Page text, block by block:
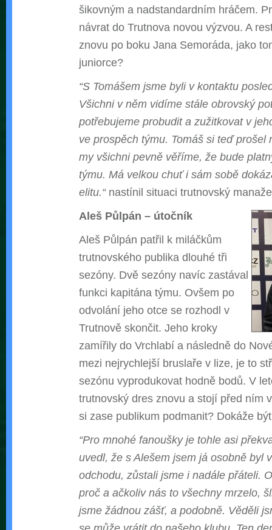
šikovným a nadstandardním hráčem.
návrat do Trutnova novou výzvou. A
znovu po boku Jana Semoráda, jako
juniorce?
“S Tomášem jsme byli v kontaktu
Všichni v něm vidíme stále obrovský
potřebujeme probudit a zužitkovat v
ve prospěch týmu. Tomáš si teď prošel
my všichni pevně věříme, že bude
týmu. Má velkou chuť i sám sobě
elitu.“nastínil situaci trutnovský
Aleš Půlpán – útočník
Aleš Půlpán patřil k miláčkům
trutnovského publika dlouhé tři
sezóny. Dvě sezóny navíc zastával
funkci kapitána týmu. Ovšem po
odvolání jeho otce se rozhodl v
Trutnově skončit. Jeho kroky
zamířily do Vrchlabí a následně do
mezi nejrychlejší bruslaře v lize, je to
sezónu vyprodukovat hodně bodů. V
trutnovský dres znovu a stojí před ním
si zase publikum podmanit? Dokáže
“Pro mnohé fanoušky je tohle asi
uvedl, že s Alešem jsem já osobně byl
odchodu, zůstali jsme i nadále přáteli.
proč a ačkoliv nás to všechny mrzelo,
jsme žádnou zášť, a podobně. Věděli